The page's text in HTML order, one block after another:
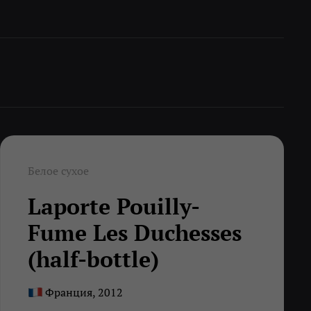
Белое сухое
Laporte Pouilly-
Fume Les Duchesses
(half-bottle)
Франция, 2012